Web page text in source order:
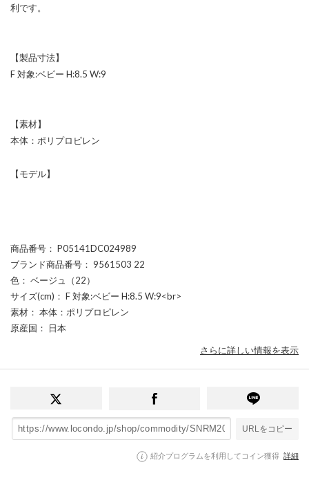
利です。
【製品寸法】
F 対象:ベビー H:8.5 W:9
【素材】
本体：ポリプロピレン
【モデル】
商品番号 ： P05141DC024989
ブランド商品番号 ： 9561503 22
色 ： ベージュ（22）
サイズ(cm) ： F 対象:ベビー H:8.5 W:9<br>
素材 ： 本体：ポリプロピレン
原産国 ： 日本
さらに詳しい情報を表示
URLをコピー
紹介プログラムを利用してコイン獲得 詳細